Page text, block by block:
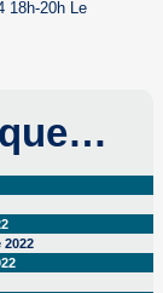
18h-20h Le